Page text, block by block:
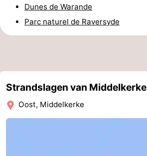
Westende
Koksijde
-
La
-
Dunes de Warande
Parc naturel de Raversyde
Strandslagen van Middelkerke
Oost, Middelkerke